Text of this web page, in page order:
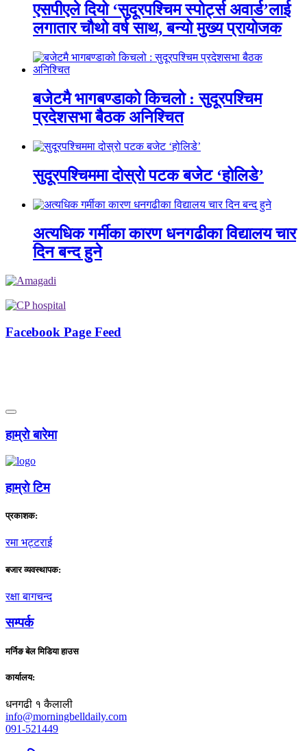
एसपीएले दियो ‘सुदूरपश्चिम स्पोर्ट्स अवार्ड’लाई
लगातार चौथो वर्ष साथ, बन्यो मुख्य प्रायोजक
बजेटमै भागबण्डाको किचलो : सुदूरपश्चिम
प्रदेशसभा बैठक अनिश्चित
सुदूरपश्चिममा दोस्रो पटक बजेट ‘होलिडे’
अत्यधिक गर्मीका कारण धनगढीका विद्यालय चार
दिन बन्द हुने
Facebook Page Feed
हाम्राे बारेमा
हाम्राे टिम
प्रकाशक:
रमा भट्टराई
बजार व्यवस्थापक:
रक्षा बागचन्द
सम्पर्क
मर्निङ बेल मिडिया हाउस
कार्यालय:
धनगढी १ कैलाली
info@morningbelldaily.com
091-521449